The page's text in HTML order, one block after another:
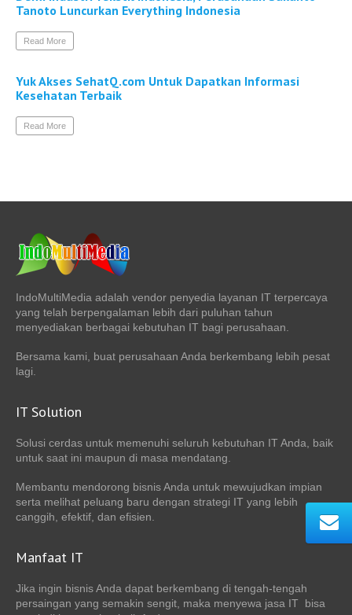
Tanoto Luncurkan Everything Indonesia
Read More
Yuk Akses SehatQ.com Untuk Dapatkan Informasi
Kesehatan Terbaik
Read More
IndoMultiMedia adalah vendor penyedia layanan IT terpercaya
yang telah berpengalaman lebih dari puluhan tahun
menyediakan berbagai kebutuhan IT bagi perusahaan.
Bersama kami, buat perusahaan Anda berkembang lebih pesat
lagi.
IT Solution
Solusi cerdas untuk memenuhi seluruh kebutuhan IT Anda, baik
untuk saat ini maupun di masa mendatang.
Membantu mendorong bisnis Anda untuk mewujudkan impian
serta melihat peluang baru dengan strategi IT yang lebih
canggih, efektif, dan efisien.
Manfaat IT
Jika ingin bisnis Anda dapat berkembang di tengah-tengah
persaingan yang semakin sengit, maka menyewa jasa IT bisa